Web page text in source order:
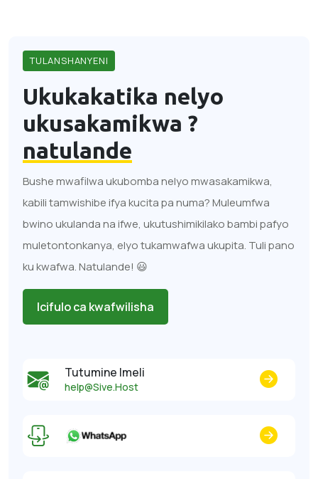
TULANSHANYENI
Ukukakatika nelyo
ukusakamikwa ?
natulande
Bushe mwafilwa ukubomba nelyo mwasakamikwa,
kabili tamwishibe ifya kucita pa numa? Muleumfwa
bwino ukulanda na ifwe, ukutushimikilako bambi pafyo
muletontonkanya, elyo tukamwafwa ukupita. Tuli pano
ku kwafwa. Natulande! 😃
Icifulo ca kwafwilisha
Tutumine Imeli
help@Sive.Host